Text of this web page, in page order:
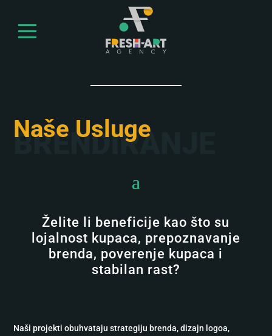
Naše Usluge
BRENDIRANJE
Želite li beneficije kao što su
lojalnost kupaca, prepoznavanje
brenda, poverenje kupaca i
stabilan rast?
Naši projekti obuhvataju strategiju brenda, dizajn logoa,